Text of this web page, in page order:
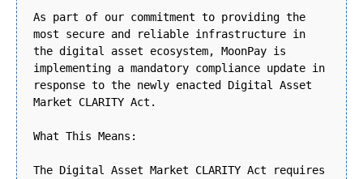
As part of our commitment to providing the
most secure and reliable infrastructure in
the digital asset ecosystem, MoonPay is
implementing a mandatory compliance update in
response to the newly enacted Digital Asset
Market CLARITY Act.
What This Means:
The Digital Asset Market CLARITY Act requires